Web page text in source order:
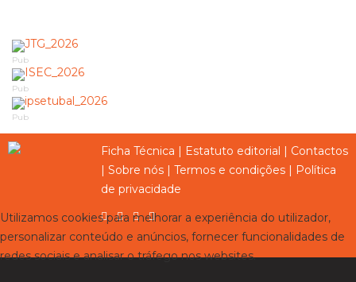
Pub
Pub
Pub
Ficha Técnica | Estatuto editorial | Contactos
| Sobre nós | Termos e condições | Política
de privacidade
Utilizamos cookies para melhorar a experiência do utilizador,
personalizar conteúdo e anúncios, fornecer funcionalidades de
redes sociais e analisar o tráfego nos websites.